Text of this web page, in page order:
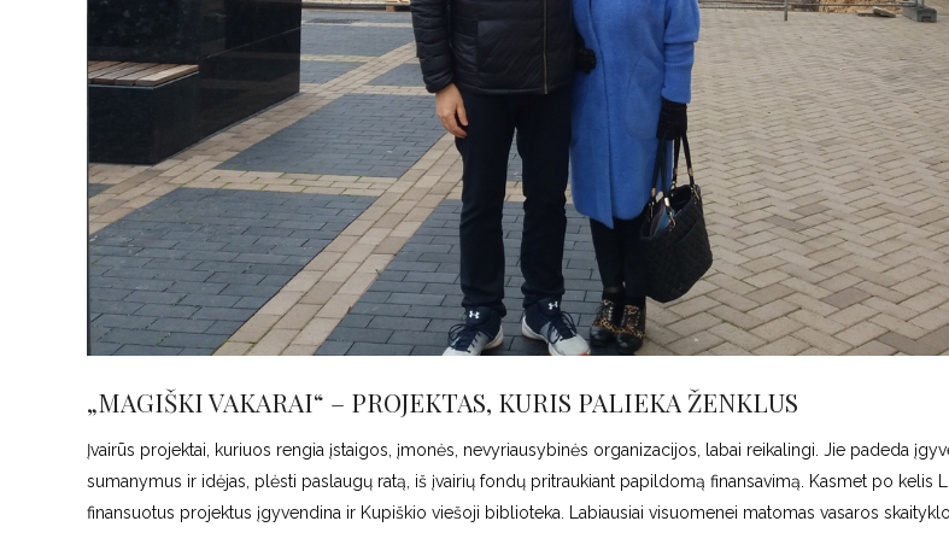
„MAGIŠKI VAKARAI“ – PROJEKTAS, KURIS PALIEKA ŽENKLUS
Įvairūs projektai, kuriuos rengia įstaigos, įmonės, nevyriausybinės organizacijos, labai reikalingi. Jie padeda
sumanymus ir idėjas, plėsti paslaugų ratą, iš įvairių fondų pritraukiant papildomą finansavimą. Kasmet po kelis
finansuotus projektus įgyvendina ir Kupiškio viešoji biblioteka. Labiausiai visuomenei matomas vasaros